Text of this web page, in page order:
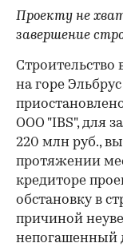
Проекту не
завершение
Строительство
на горе
ООО "IBS", для
220 млн руб.,
протяжении
кредиторе
обстановку в
причиной
непогашенный